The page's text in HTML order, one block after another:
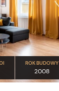
ROK BUDOWY
2008